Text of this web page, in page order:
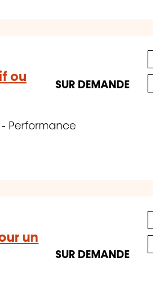
ou
SUR DEMANDE
Performance
un
SUR DEMANDE